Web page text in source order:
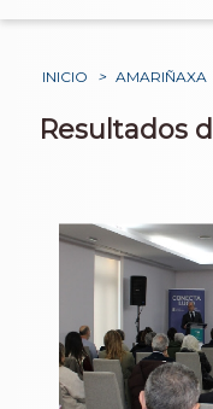
INICIO > AMARIÑAXA
Resultados